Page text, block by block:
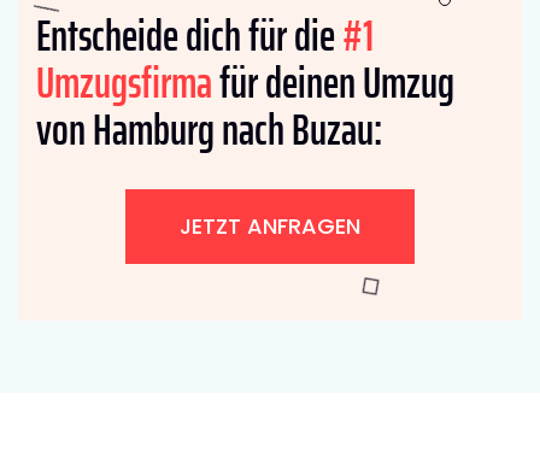
Entscheide dich für die#1
Umzugsfirmafür deinen Umzug
von Hamburg nach Buzau:
JETZT ANFRAGEN